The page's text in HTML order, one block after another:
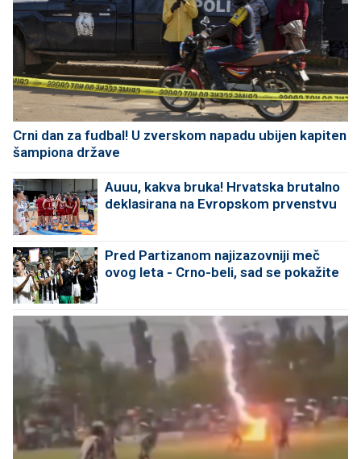
Crni dan za fudbal! U zverskom napadu ubijen kapiten
šampiona države
Auuu, kakva bruka! Hrvatska brutalno
deklasirana na Evropskom prvenstvu
Pred Partizanom najizazovniji meč
ovog leta - Crno-beli, sad se pokažite